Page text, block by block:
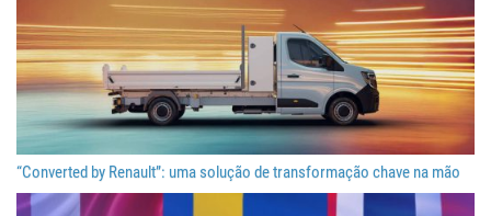
“Converted by Renault”: uma solução de transformação chave na mão